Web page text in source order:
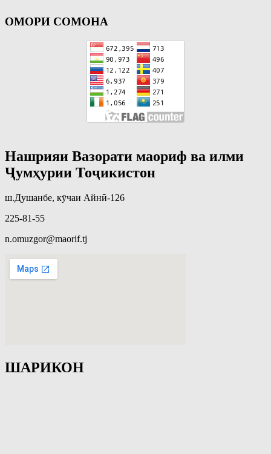
ОМОРИ СОМОНА
Нашрияи Вазорати маориф ва илми
Ҷумҳурии Тоҷикистон
ш.Душанбе, кӯчаи Айнӣ-126
225-81-55
n.omuzgor@maorif.tj
ШАРИКОН